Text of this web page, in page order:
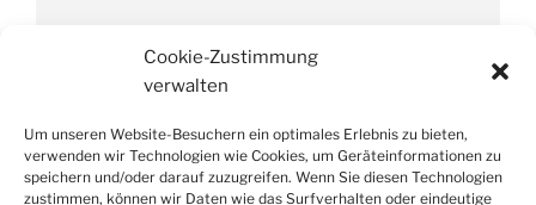
Cookie-Zustimmung
verwalten
Um unseren Website-Besuchern ein optimales Erlebnis zu bieten,
verwenden wir Technologien wie Cookies, um Geräteinformationen zu
speichern und/oder darauf zuzugreifen. Wenn Sie diesen Technologien
zustimmen, können wir Daten wie das Surfverhalten oder eindeutige
Datenschutzverordnung